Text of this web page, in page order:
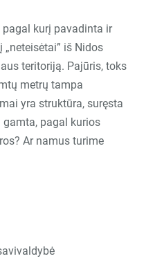
pagal kurį pavadinta ir
„neteisėtai” iš Nidos
teritoriją. Pajūris, toks
metrų tampa
yra struktūra, suręsta
pagal kurios
Ar namus turime